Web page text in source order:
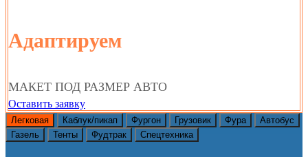
Адаптируем
МАКЕТ ПОД РАЗМЕР АВТО
Оставить заявку
Легковая Каблук/пикап Фургон Грузовик Фура
Автобус
Газель
Тенты Фудтрак Спецтехника